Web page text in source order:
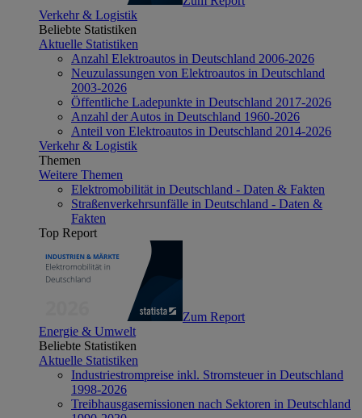
Verkehr & Logistik
Beliebte Statistiken
Aktuelle Statistiken
Anzahl Elektroautos in Deutschland 2006-2026
Neuzulassungen von Elektroautos in Deutschland
2003-2026
Öffentliche Ladepunkte in Deutschland 2017-2026
Anzahl der Autos in Deutschland 1960-2026
Anteil von Elektroautos in Deutschland 2014-2026
Verkehr & Logistik
Themen
Weitere Themen
Elektromobilität in Deutschland - Daten & Fakten
Straßenverkehrsunfälle in Deutschland - Daten &
Fakten
Top Report
Zum Report
Energie & Umwelt
Beliebte Statistiken
Aktuelle Statistiken
Industriestrompreise inkl. Stromsteuer in Deutschland
1998-2026
Treibhausgasemissionen nach Sektoren in Deutschland